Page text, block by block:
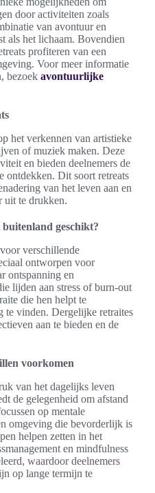
door activiteiten zoals
van avontuur en
als het lichaam. Bovendien
profiteren van een
Voor meer informatie
bezoek avontuurlijke
het verkennen van artistieke
of muziek maken. Deze
en bieden deelnemers de
ontdekken. Dit soort retreats
van het leven aan en
uit te drukken.
geschikt?
verschillende
ontworpen voor
ontspanning en
lijden aan stress of burn-out
die hen helpt te
te vinden. Dergelijke retraites
aan te bieden en de
voorkomen
van het dagelijks leven
de gelegenheid om afstand
op mentale
omgeving die bevorderlijk is
helpen zetten in het
en mindfulness
waardoor deelnemers
op lange termijn te